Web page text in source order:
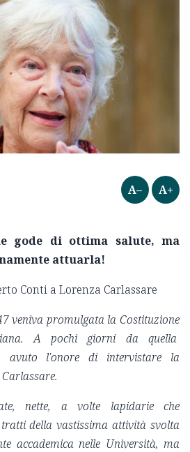
A– A+
gode di ottima salute, ma
attuarla!
Conti a Lorenza Carlassare
veniva promulgata la Costituzione
A pochi giorni da quella
avuto l'onore di intervistare la
nette, a volte lapidarie che
della vastissima attività svolta
accademica nelle Università, ma